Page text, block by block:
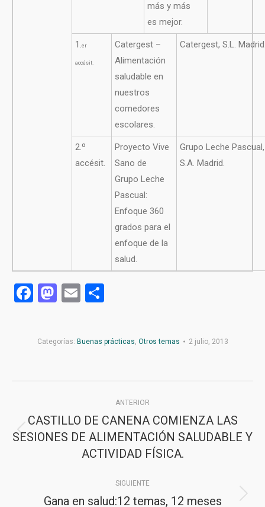
más y más
es mejor.
1.er
accésit.
Catergest –
Alimentación
saludable en
nuestros
comedores
escolares.
Catergest, S.L.
2.º
accésit.
Proyecto Vive
Sano de
Grupo Leche
Pascual:
Enfoque 360
grados para el
enfoque de la
salud.
Grupo Leche Pascual,
S.A. Madrid.
Facebook
Mastodon
Email
Categorías: Buenas prácticas, Otros temas 2 julio, 2013
entre
publicaciones
ANTERIOR
Publicación
anterior:
CASTILLO DE CANENA COMIENZA LAS
SESIONES DE ALIMENTACIÓN SALUDABLE Y
ACTIVIDAD FÍSICA.
SIGUIENTE
Publicación
Gana en salud:12 temas, 12 meses